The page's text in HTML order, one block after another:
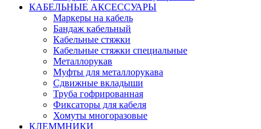
КАБЕЛЬНЫЕ АКСЕССУАРЫ
Маркеры на кабель
Бандаж кабельный
Кабельные стяжки
Кабельные стяжки специальные
Металлорукав
Муфты для металлорукава
Сдвижные вкладыши
Труба гофрированная
Фиксаторы для кабеля
Хомуты многоразовые
КЛЕММНИКИ